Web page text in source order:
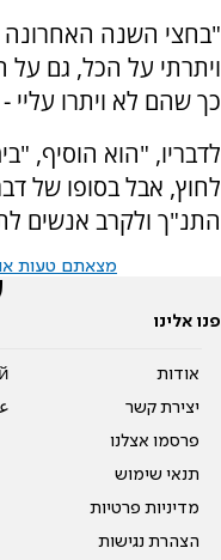
"בחצי השנה
ויתרתי על הכל, גם על
כך שהם לא ויתרו עליי
לדבריו, "הוא הוסיף,
לחוץ, אבל בסופו של
התנ"ך ולקרב אנשים
מצאתם טעות או
פנו אלינו
אודות
יצירת קשר
פרסמו אצלנו
תנאי שימוש
מדיניות פרטיות
הצהרת נגישות